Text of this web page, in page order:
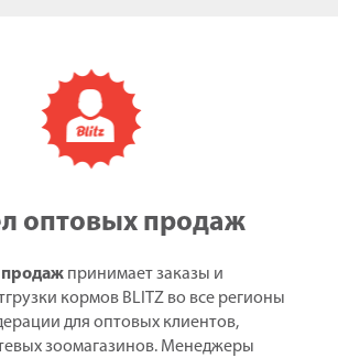
оптовых продаж
продаж принимает заказы и
кормов BLITZ во все регионы
для оптовых клиентов,
зоомагазинов. Менеджеры